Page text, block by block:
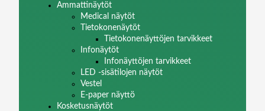
Ammattinäytöt
Medical näytöt
Tietokonenäytöt
Tietokonenäyttöjen tarvikkeet
Infonäytöt
Infonäyttöjen tarvikkeet
LED -sisätilojen näytöt
Vestel
E-paper näyttö
Kosketusnäytöt